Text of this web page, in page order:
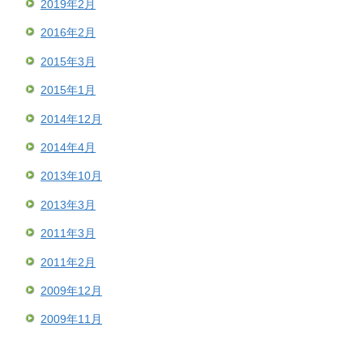
2019年2月
2016年2月
2015年3月
2015年1月
2014年12月
2014年4月
2013年10月
2013年3月
2011年3月
2011年2月
2009年12月
2009年11月